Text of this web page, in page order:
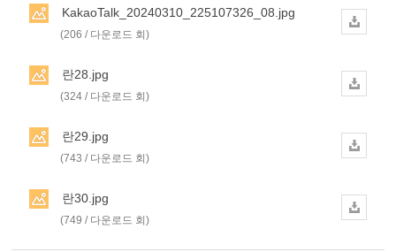
KakaoTalk_20240310_225107326_08.jpg
(206 / 다운로드 회)
란28.jpg
(324 / 다운로드 회)
란29.jpg
(743 / 다운로드 회)
란30.jpg
(749 / 다운로드 회)